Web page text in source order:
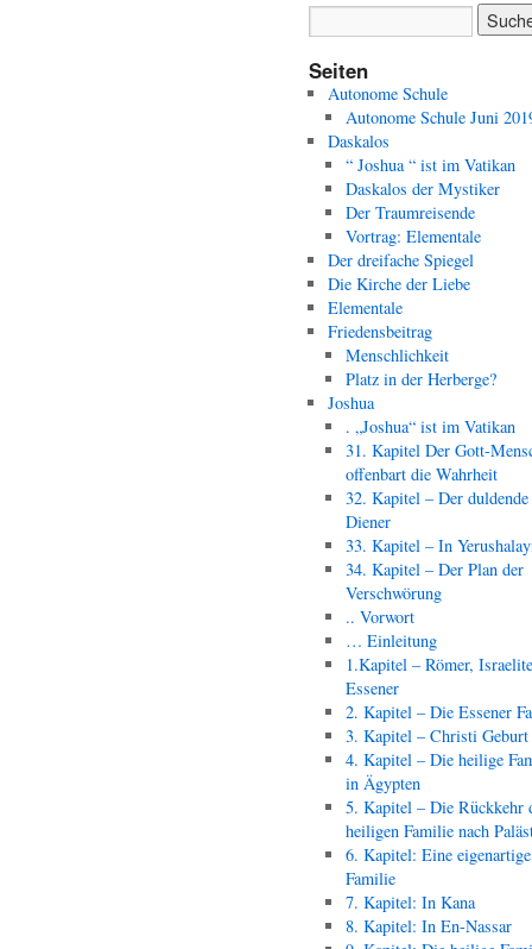
Seiten
Autonome Schule
Autonome Schule Juni
Daskalos
“ Joshua “ ist im Vatikan
Daskalos der Mystiker
Der Traumreisende
Vortrag: Elementale
Der dreifache Spiegel
Die Kirche der Liebe
Elementale
Friedensbeitrag
Menschlichkeit
Platz in der Herberge?
Joshua
. „Joshua“ ist im Vatikan
31. Kapitel Der Gott-
offenbart die Wahrheit
32. Kapitel – Der duldende
Diener
33. Kapitel – In
34. Kapitel – Der Plan der
Verschwörung
.. Vorwort
… Einleitung
1.Kapitel – Römer,
Essener
2. Kapitel – Die Essener
3. Kapitel – Christi Geburt
4. Kapitel – Die heilige
in Ägypten
5. Kapitel – Die Rückkehr
heiligen Familie nach
6. Kapitel: Eine eigenartige
Familie
7. Kapitel: In Kana
8. Kapitel: In En-Nassar